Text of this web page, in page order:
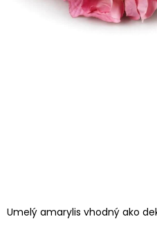
Umelý amarylis vhodný ako